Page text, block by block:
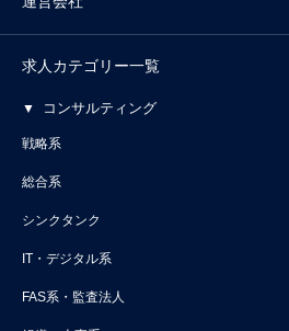
求人カテゴリー一覧
コンサルティング
戦略系
総合系
シンクタンク
IT・デジタル系
FAS系・監査法人